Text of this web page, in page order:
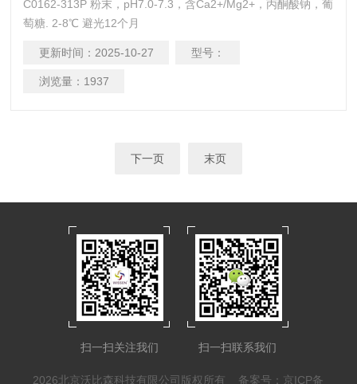
C0162-313P 粉末，pH7.0-7.3，含Ca2+/Mg2+，丙酮酸钠，葡
萄糖. 2-8℃ 避光12个月
更新时间： 2025-10-27 型号：
浏览量： 1937
下一页 末页
扫一扫关注我们 扫一扫联系我们
2026北京沃比森科技有限公司版权所有 备案号：京ICP备